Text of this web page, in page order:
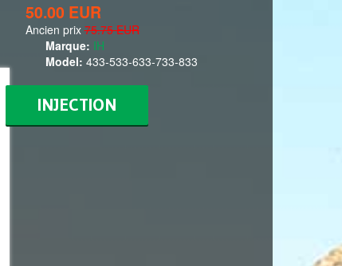
50.00 EUR
Ancien prix75.75 EUR
Marque: IH
Model: 433-533-633-733-833
INJECTION